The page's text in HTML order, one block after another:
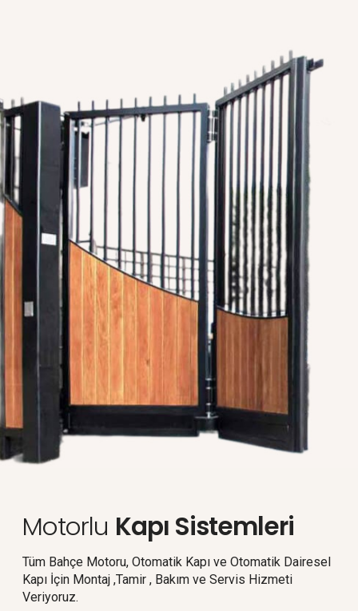
Motorlu Kapı Sistemleri
Tüm Bahçe Motoru, Otomatik Kapı ve Otomatik Dairesel
Kapı İçin Montaj ,Tamir , Bakım ve Servis Hizmeti
Veriyoruz.